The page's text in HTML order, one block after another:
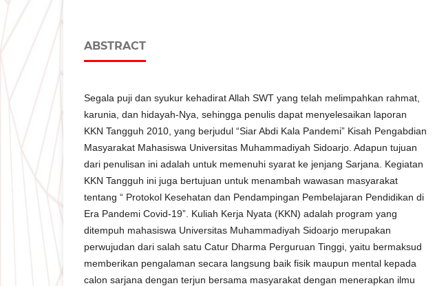
ABSTRACT
Segala puji dan syukur kehadirat Allah SWT yang telah melimpahkan rahmat,
karunia, dan hidayah-Nya, sehingga penulis dapat menyelesaikan laporan
KKN Tangguh 2010, yang berjudul “Siar Abdi Kala Pandemi” Kisah Pengabdian
Masyarakat Mahasiswa Universitas Muhammadiyah Sidoarjo. Adapun tujuan
dari penulisan ini adalah untuk memenuhi syarat ke jenjang Sarjana. Kegiatan
KKN Tangguh ini juga bertujuan untuk menambah wawasan masyarakat
tentang “ Protokol Kesehatan dan Pendampingan Pembelajaran Pendidikan di
Era Pandemi Covid-19”. Kuliah Kerja Nyata (KKN) adalah program yang
ditempuh mahasiswa Universitas Muhammadiyah Sidoarjo merupakan
perwujudan dari salah satu Catur Dharma Perguruan Tinggi, yaitu bermaksud
memberikan pengalaman secara langsung baik fisik maupun mental kepada
calon sarjana dengan terjun bersama masyarakat dengan menerapkan ilmu